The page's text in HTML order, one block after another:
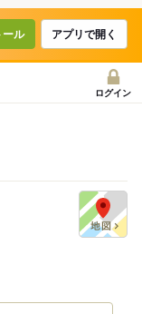
ール アプリで開く
ログイン